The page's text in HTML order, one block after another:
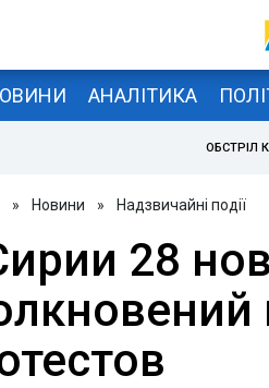
АНАЛІТИКА
ОБСТРІЛ
» Новини » Надзвичайні події
28